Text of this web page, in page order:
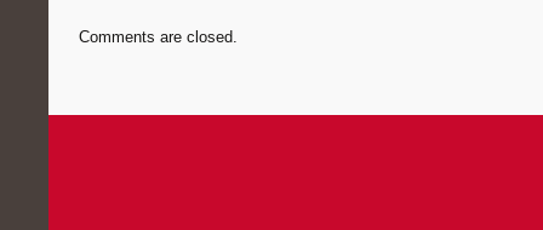
Comments are closed.